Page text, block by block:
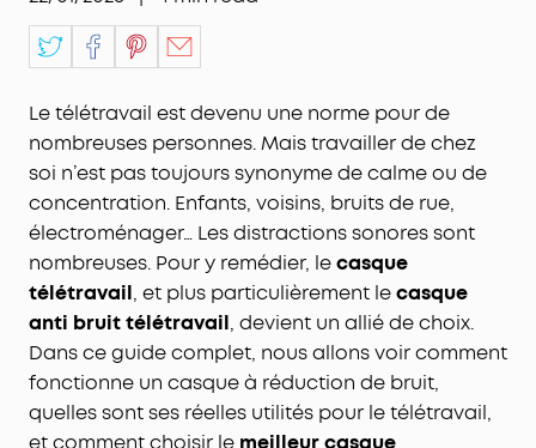
Le télétravail est devenu une norme pour de
nombreuses personnes. Mais travailler de chez
soi n’est pas toujours synonyme de calme ou de
concentration. Enfants, voisins, bruits de rue,
électroménager… Les distractions sonores sont
nombreuses. Pour y remédier, lecasque
télétravail, et plus particulièrement lecasque
anti bruit télétravail, devient un allié de choix.
Dans ce guide complet, nous allons voir comment
fonctionne un casque à réduction de bruit,
quelles sont ses réelles utilités pour le télétravail,
et comment choisir le meilleur casque